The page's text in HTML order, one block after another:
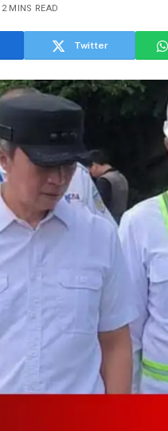
2 MINS READ
Twitter